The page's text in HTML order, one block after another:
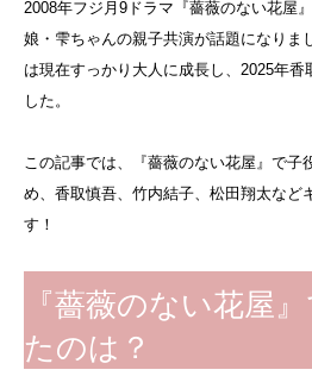
2008年フジ月9ドラマ『薔薇のない花屋
娘・雫ちゃんの親子共演が話題になりま
は現在すっかり大人に成長し、2025年香
した。
この記事では、『薔薇のない花屋』で子
め、香取慎吾、竹内結子、松田翔太など
す！
『薔薇のない花屋
たのは？